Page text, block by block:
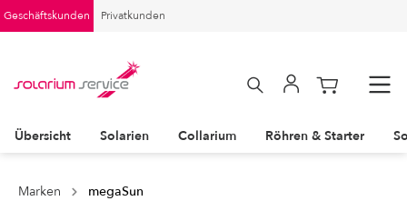
Geschäftskunden Privatkunden
Übersicht Solarien Collarium Röhren & Starter
Marken megaSun